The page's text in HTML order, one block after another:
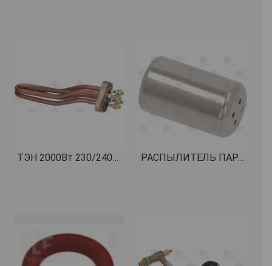
ТЭН 2000Вт 230/240В КОД: 1755604 РАСПЫЛИТЕЛЬ ПАРА 4 ОТВЕРСТИЯ КОД: 1383001